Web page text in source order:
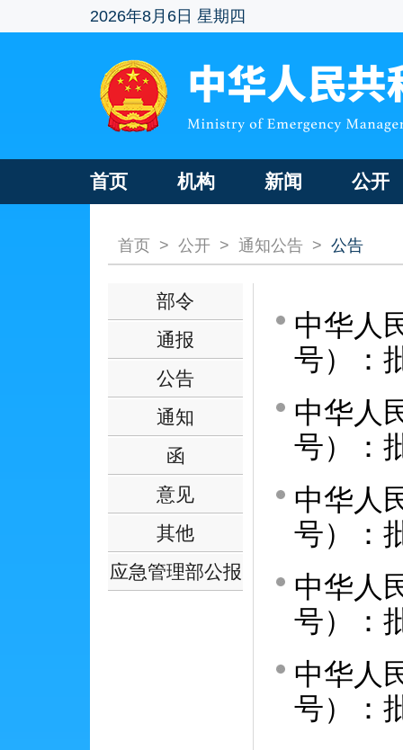
2026年8月6日 星期四
首页 机构 新闻 公开
首页 > 公开 > 通知公告 > 公告
部令
通报
公告
通知
函
意见
其他
应急管理部公报
中华人
号）：
中华人
号）：
中华人
号）：
中华人
号）：
中华人
号）：